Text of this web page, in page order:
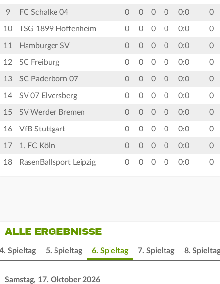
9 FC Schalke 04 0 0 0 0 0:0 0
10 TSG 1899 Hoffenheim 0 0 0 0 0:0 0
11 Hamburger SV 0 0 0 0 0:0 0
12 SC Freiburg 0 0 0 0 0:0 0
13 SC Paderborn 07 0 0 0 0 0:0 0
14 SV 07 Elversberg 0 0 0 0 0:0 0
15 SV Werder Bremen 0 0 0 0 0:0 0
16 VfB Stuttgart 0 0 0 0 0:0 0
17 1. FC Köln 0 0 0 0 0:0 0
18 RasenBallsport Leipzig 0 0 0 0 0:0 0
ALLE ERGEBNISSE
4. Spieltag 5. Spieltag 6. Spieltag 7. Spieltag 8. Spieltag
Samstag, 17. Oktober 2026